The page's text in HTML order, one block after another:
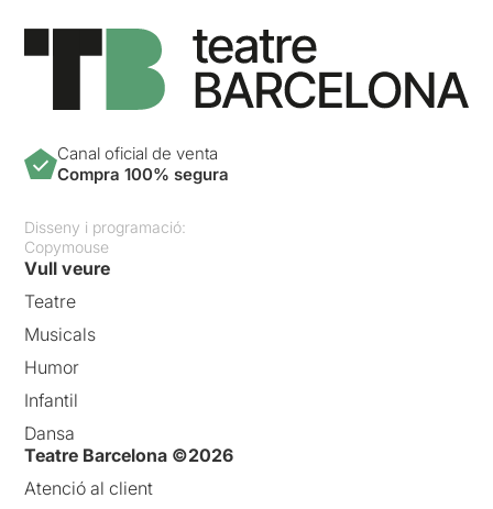
Canal oficial de venta
Compra 100% segura
Disseny i programació:
Copymouse
Vull veure
Teatre
Musicals
Humor
Infantil
Dansa
Teatre Barcelona ©2026
Atenció al client